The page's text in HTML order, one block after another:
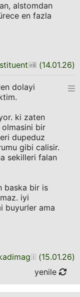
alstomdan
en fazla
(14.01.26)
dolayi
ki zaten
bir
dupeduz
gibi calisir.
sekilleri falan
baska bir is
iyi
buyurler ama
(15.01.26)
yenile